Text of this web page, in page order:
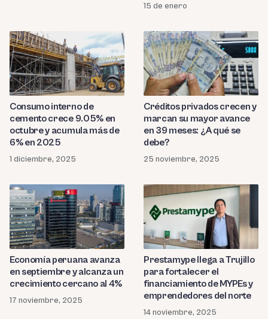
15 de enero
Consumo interno de
cemento crece 9.05% en
octubre y acumula más de
6% en 2025
1 diciembre, 2025
Créditos privados crecen y
marcan su mayor avance
en 39 meses: ¿A qué se
debe?
25 noviembre, 2025
Economía peruana avanza
en septiembre y alcanza un
crecimiento cercano al 4%
17 noviembre, 2025
Prestamype llega a Trujillo
para fortalecer el
financiamiento de MYPEs y
emprendedores del norte
14 noviembre, 2025